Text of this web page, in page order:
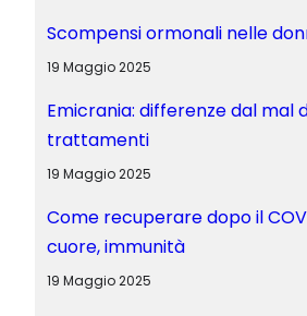
Scompensi ormonali nelle
19 Maggio 2025
Emicrania: differenze dal mal
trattamenti
19 Maggio 2025
Come recuperare dopo il
cuore, immunità
19 Maggio 2025